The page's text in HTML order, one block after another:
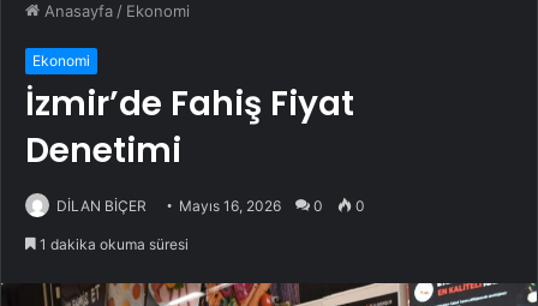
Anasayfa / Ekonomi
Ekonomi
İzmir’de Fahiş Fiyat
Denetimi
DİLAN BİÇER Mayıs 16, 2026 0 0
1 dakika okuma süresi